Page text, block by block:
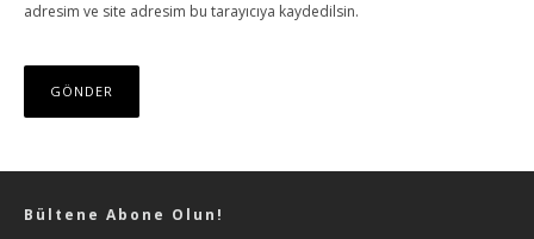
adresim ve site adresim bu tarayıcıya kaydedilsin.
Bültene Abone Olun!